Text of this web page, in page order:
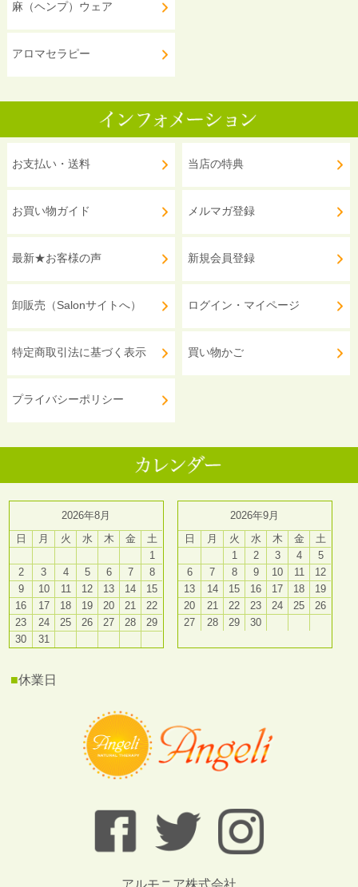
麻（ヘンプ）ウェア
アロマセラピー
お支払い・送料
お買い物ガイド
最新★お客様の声
卸販売（Salonサイトへ）
特定商取引法に基づく表示
プライバシーポリシー
当店の特典
メルマガ登録
新規会員登録
ログイン・マイページ
買い物かご
2026年8月
日
月 火 水 木 金
土
1
2
3 4 5 6 7
8
9
10 11 12 13 14
15
16
17 18 19 20 21
22
23
24 25 26 27 28
29
30
31
2026年9月
日
月 火 水 木 金
土
1
2 3 4
5
6
7 8 9 10 11
12
13
14 15 16 17 18
19
20
21 22 23 24 25
26
27
28 29 30
■休業日
アルモニア株式会社